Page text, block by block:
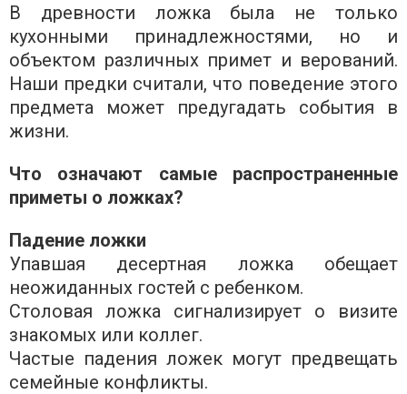
В древности ложка была не только
кухонными принадлежностями, но и
объектом различных примет и верований.
Наши предки считали, что поведение этого
предмета может предугадать события в
жизни.
Что означают самые распространенные
приметы о ложках?
Падение ложки
Упавшая десертная ложка обещает
неожиданных гостей с ребенком.
Столовая ложка сигнализирует о визите
знакомых или коллег.
Частые падения ложек могут предвещать
семейные конфликты.